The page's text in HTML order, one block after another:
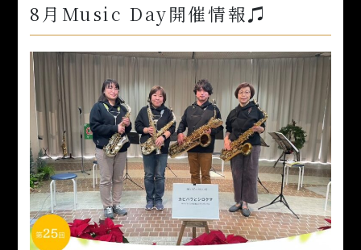
8月Music Day開催情報♫